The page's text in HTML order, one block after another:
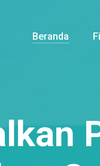
Beranda